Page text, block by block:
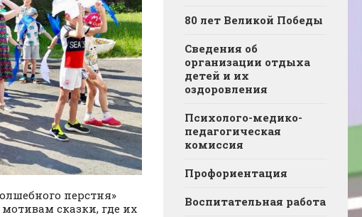
перстня»
сказки, где их
80 лет Великой Победы
Сведения об
организации отдыха
детей и их
оздоровления
Психолого-медико-
педагогическая
комиссия
Профориентация
Воспитательная работа